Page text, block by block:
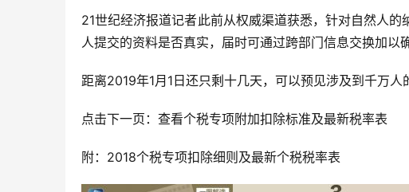
21世纪经济报道记者此前从权威渠道获悉，针对自然人
人提交的资料是否真实，届时可通过跨部门信息交换加以确
距离2019年1月1日还只剩十几天，可以预见涉及到千万人
点击下一页：查看个税专项附加扣除标准及最新税率表
附：2018个税专项扣除细则及最新个税税率表